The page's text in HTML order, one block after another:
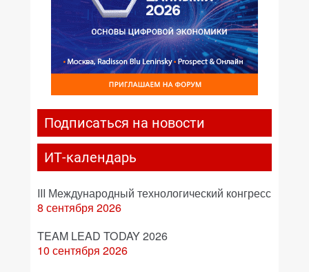
Подписаться на новости
ИТ-календарь
III Международный технологический конгресс
8 сентября 2026
TEAM LEAD TODAY 2026
10 сентября 2026